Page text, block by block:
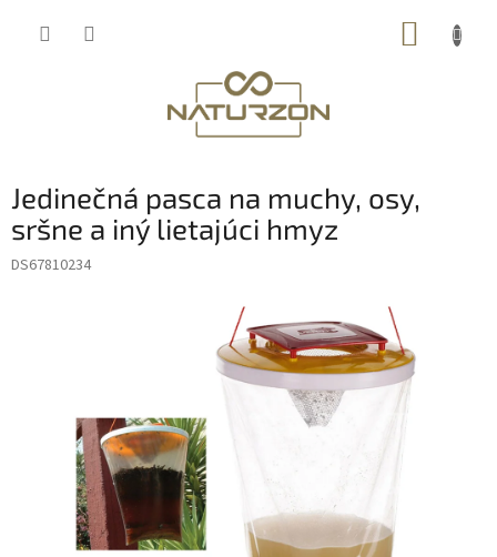
Jedinečná pasca na muchy, osy,
sršne a iný lietajúci hmyz
DS67810234